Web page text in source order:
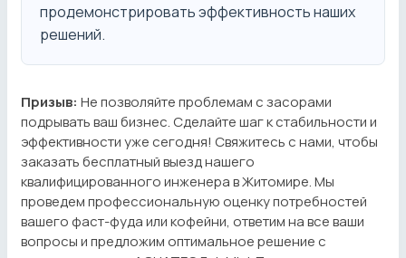
продемонстрировать эффективность наших
решений.
Призыв: Не позволяйте проблемам с засорами
подрывать ваш бизнес. Сделайте шаг к стабильности и
эффективности уже сегодня! Свяжитесь с нами, чтобы
заказать бесплатный выезд нашего
квалифицированного инженера в Житомире. Мы
проведем профессиональную оценку потребностей
вашего фаст-фуда или кофейни, ответим на все ваши
вопросы и предложим оптимальное решение с